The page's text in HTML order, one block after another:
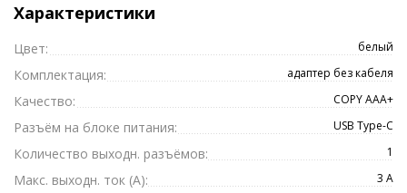
Характеристики
Цвет: белый
Комплектация: адаптер без кабеля
Качество: COPY ААА+
Разъём на блоке питания: USB Type-C
Количество выходн. разъёмов: 1
Макс. выходн. ток (А): 3 A